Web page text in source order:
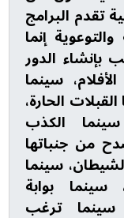
تقدم البرامج
إنما
بإنشاء الدور
سينما
الحارة،
سينما الكذب
من جنباتها
سينما
بوابة
سينما ترغب